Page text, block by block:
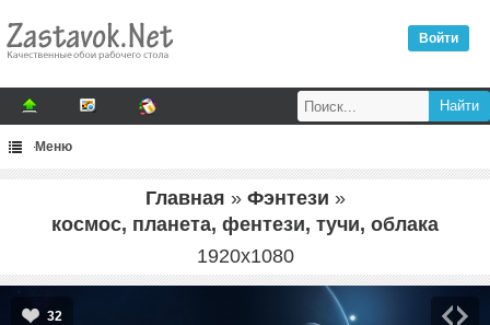
Войти
Меню
Главная » Фэнтези »
космос, планета, фентези, тучи, облака
1920x1080
32